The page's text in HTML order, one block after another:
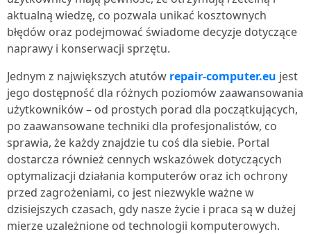
aktualną wiedzę, co pozwala unikać kosztownych
błędów oraz podejmować świadome decyzje dotyczące
naprawy i konserwacji sprzętu.
Jednym z największych atutów repair-computer.eu jest
jego dostępność dla różnych poziomów zaawansowania
użytkowników – od prostych porad dla początkujących,
po zaawansowane techniki dla profesjonalistów, co
sprawia, że każdy znajdzie tu coś dla siebie. Portal
dostarcza również cennych wskazówek dotyczących
optymalizacji działania komputerów oraz ich ochrony
przed zagrożeniami, co jest niezwykle ważne w
dzisiejszych czasach, gdy nasze życie i praca są w dużej
mierze uzależnione od technologii komputerowych.